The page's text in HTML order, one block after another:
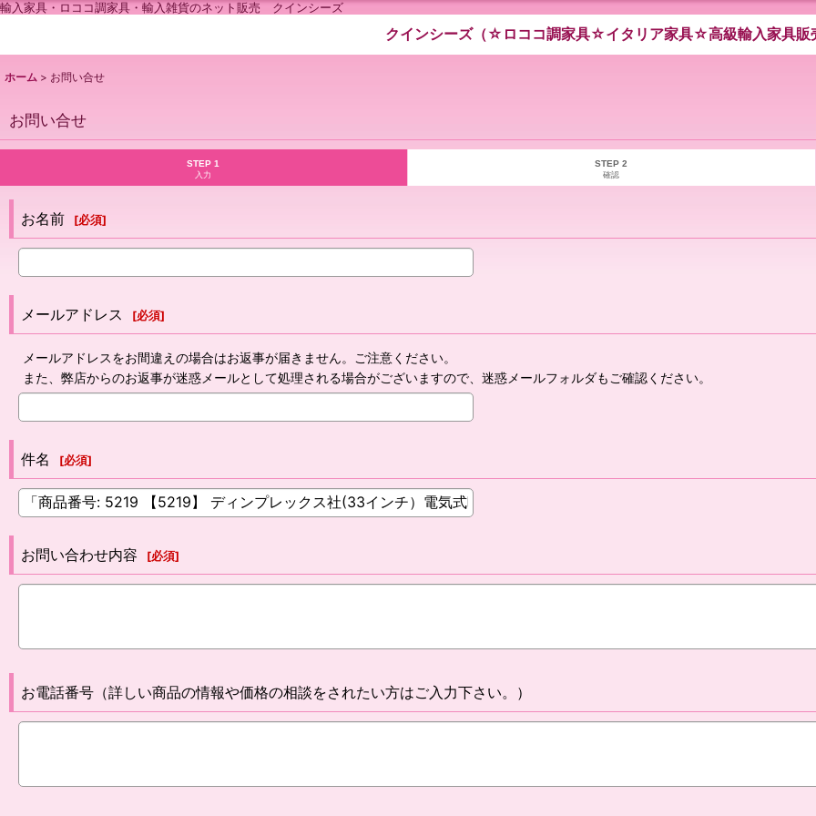
輸入家具・ロココ調家具・輸入雑貨のネット販売 クインシーズ
クインシーズ（☆ロココ調家具☆イタリア家具☆高級輸入家具販
ホーム > お問い合せ
お問い合せ
STEP 1
入力
STEP 2
確認
お名前 [必須]
メールアドレス [必須]
メールアドレスをお間違えの場合はお返事が届きません。ご注意ください。
また、弊店からのお返事が迷惑メールとして処理される場合がございますので、迷惑メールフォルダもご確認ください。
件名 [必須]
お問い合わせ内容 [必須]
お電話番号（詳しい商品の情報や価格の相談をされたい方はご入力下さい。）